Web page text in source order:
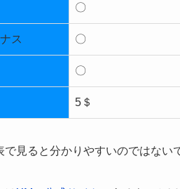
〇
ス 〇
〇
5＄
で見ると分かりやすいのではない